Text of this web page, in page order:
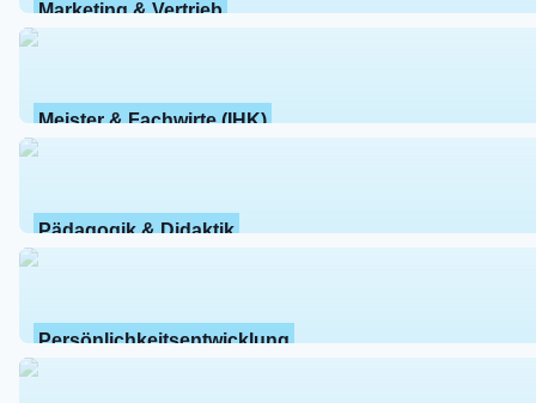
Marketing & Vertrieb
Meister & Fachwirte (IHK)
Pädagogik & Didaktik
Persönlichkeitsentwicklung